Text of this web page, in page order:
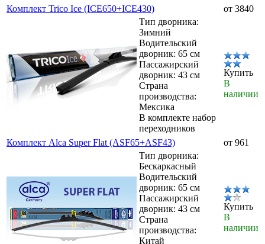
Комплект Trico Ice (ICE650+ICE430)
от 3840
Тип дворника:
Зимний
Водительский
дворник: 65 см
Пассажирский
дворник: 43 см
Страна
производства:
Мексика
В комплекте набор
переходников
Купить
В
наличии
Комплект Alca Super Flat (ASF65+ASF43)
от 961
Тип дворника:
Бескаркасный
Водительский
дворник: 65 см
Пассажирский
дворник: 43 см
Страна
производства:
Китай
Купить
В
наличии